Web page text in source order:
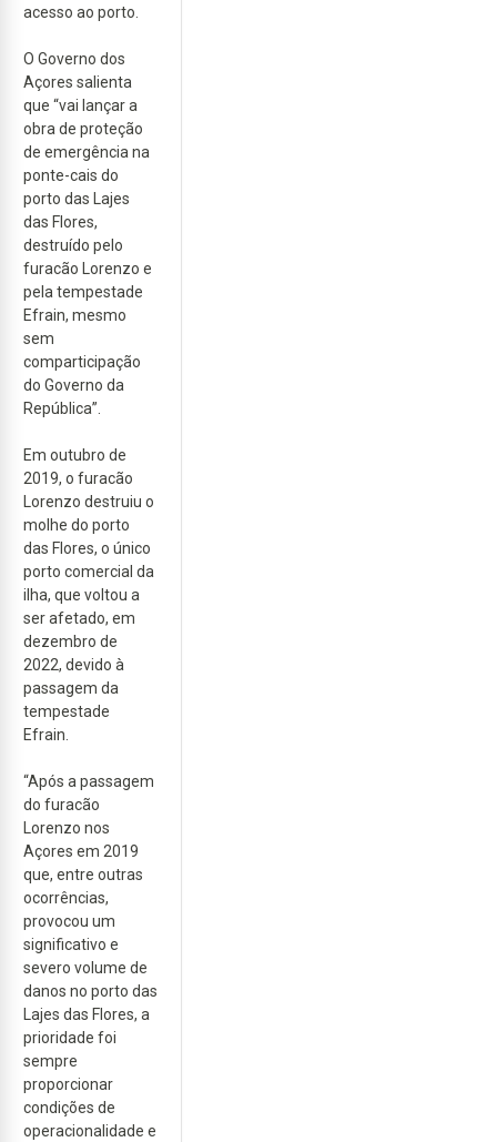
acesso ao porto.
O Governo dos
Açores salienta
que “vai lançar a
obra de proteção
de emergência na
ponte-cais do
porto das Lajes
das Flores,
destruído pelo
furacão Lorenzo e
pela tempestade
Efrain, mesmo
sem
comparticipação
do Governo da
República”.
Em outubro de
2019, o furacão
Lorenzo destruiu o
molhe do porto
das Flores, o único
porto comercial da
ilha, que voltou a
ser afetado, em
dezembro de
2022, devido à
passagem da
tempestade
Efrain.
“Após a passagem
do furacão
Lorenzo nos
Açores em 2019
que, entre outras
ocorrências,
provocou um
significativo e
severo volume de
danos no porto das
Lajes das Flores, a
prioridade foi
sempre
proporcionar
condições de
operacionalidade e